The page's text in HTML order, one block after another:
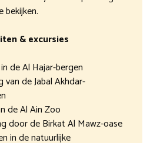
bekijken.
& excursies
de Al Hajar-bergen
van de Jabal Akhdar-
de Al Ain Zoo
door de Birkat Al Mawz-oase
in de natuurlijke